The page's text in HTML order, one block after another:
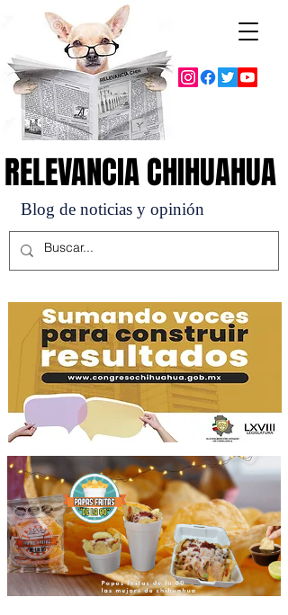
Blog de noticias y opinión
RELEVANCIA CHIHUAHUA
RELEVANCIA CHIHUAHUA